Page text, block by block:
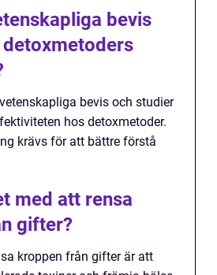
bevis
bevis och studier
hos detoxmetoder.
krävs för att bättre förstå
med att rensa
gifter?
kroppen från gifter är att